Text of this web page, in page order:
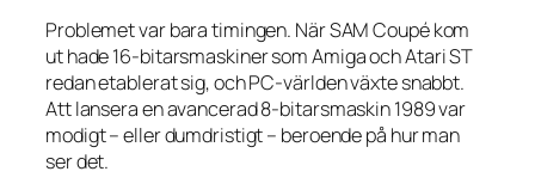
Problemet var bara timingen. När SAM Coupé kom
ut hade 16-bitarsmaskiner som Amiga och Atari ST
redan etablerat sig, och PC-världen växte snabbt.
Att lansera en avancerad 8-bitarsmaskin 1989 var
modigt – eller dumdristigt – beroende på hur man
ser det.